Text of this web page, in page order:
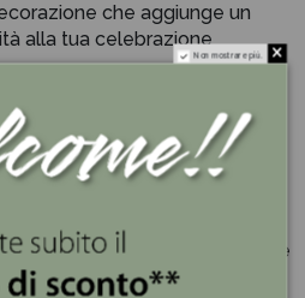
che aggiunge un
alla tua celebrazione
luce in modo splendido,
e brillanti.
l'albero di Natale può
della tua decorazione,
notevole e rendendolo
in ambienti spaziosi o come
e esposizioni.
Non mostrare più.